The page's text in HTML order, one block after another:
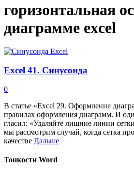
горизонтальная
диаграмме excel
Excel 41. Синусоида
0
В статье «Excel 29. Оформление
правилах оформления диаграмм. И
гласил: «Удаляйте лишние линии
мы рассмотрим случай, когда сетка
качестве Дальше
Тонкости Word